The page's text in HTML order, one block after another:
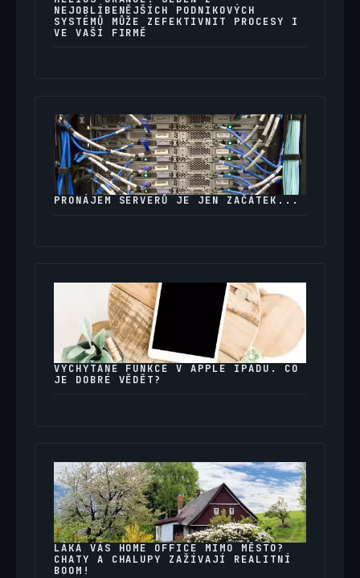
NEJOBLÍBENĚJŠÍCH PODNIKOVÝCH
SYSTÉMŮ MŮŽE ZEFEKTIVNIT PROCESY I
VE VAŠÍ FIRMĚ
PRONÁJEM SERVERŮ JE JEN ZAČÁTEK...
VYCHYTANÉ FUNKCE V APPLE IPADU. CO
JE DOBRÉ VĚDĚT?
LÁKÁ VÁS HOME OFFICE MIMO MĚSTO?
CHATY A CHALUPY ZAŽÍVAJÍ REALITNÍ
BOOM!